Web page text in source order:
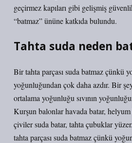
geçirmez kapıları gibi gelişmiş
“batmaz” ününe katkıda bulundu.
Tahta suda neden
Bir tahta parçası suda batmaz çünkü
yoğunluğundan çok daha azdır. Bir
ortalama yoğunluğu sıvının
Kurşun balonlar havada batar,
çiviler suda batar, tahta çubuklar
tahta parçası suda batmaz çünkü